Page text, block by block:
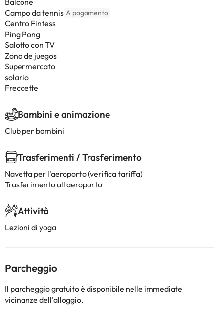
Balcone
Campo da tennis A pagamento
Centro Fintess
Ping Pong
Salotto con TV
Zona de juegos
Supermercato
solario
Freccette
Bambini e animazione
Club per bambini
Trasferimenti / Trasferimento
Navetta per l'aeroporto (verifica tariffa)
Trasferimento all'aeroporto
Attività
Lezioni di yoga
Parcheggio
Il parcheggio gratuito è disponibile nelle immediate
vicinanze dell'alloggio.